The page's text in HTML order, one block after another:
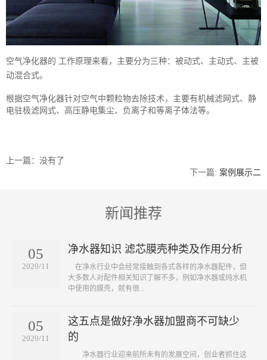
空气净化器的 工作原理来看，主要分为三种：被动式、主动式、主被
动混合式。
根据空气净化器针对空气中颗粒物去除技术，主要有机械滤网式、静
电驻极滤网式、高压静电集尘、负离子和等离子体法等。
上一篇：没有了
下一篇: 案例展示二
新闻推荐
05
2020/11
净水器知识 滤芯膜壳种类及作用分析
​ 在净水行业中会经常接触到各式各样的净水器配件，但
大多数人对配件相关知识了解不多，例如净水器或纯水机
中使用的膜壳，就有很...
05
2020/11
这五点是做好净水器加盟商不可缺少
的
​ 净水器行业迎来前所未有的发展空间，创业者抓住这